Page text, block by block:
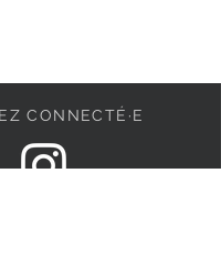
la pointe arrondie et la
de 4 cm
touche sportive et
CONNECTÉ·E